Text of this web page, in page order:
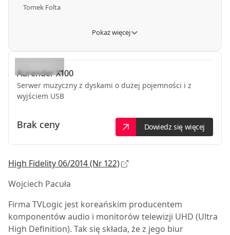
Tomek Folta
Pokaż więcej
AurenderX100
Serwer muzyczny z dyskami o dużej pojemności i z
wyjściem USB
Brak ceny Dowiedz się więcej
High Fidelity 06/2014 (Nr 122)
Wojciech Pacuła
Firma TVLogic jest koreańskim producentem
komponentów audio i monitorów telewizji UHD (Ultra
High Definition). Tak się składa, że z jego biur